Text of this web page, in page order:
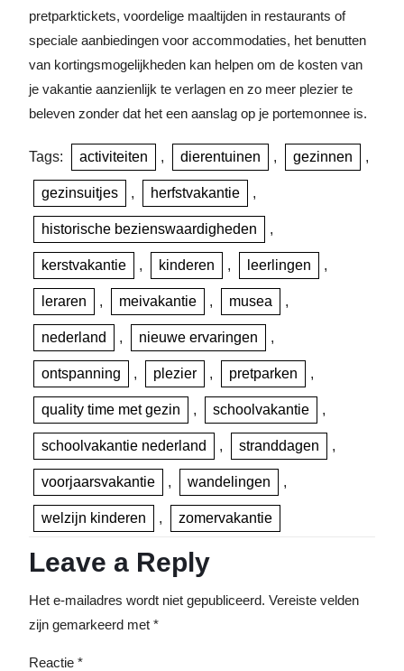
pretparktickets, voordelige maaltijden in restaurants of
speciale aanbiedingen voor accommodaties, het benutten
van kortingsmogelijkheden kan helpen om de kosten van
je vakantie aanzienlijk te verlagen en zo meer plezier te
beleven zonder dat het een aanslag op je portemonnee is.
Tags: activiteiten , dierentuinen , gezinnen ,
gezinsuitjes , herfstvakantie ,
historische bezienswaardigheden ,
kerstvakantie , kinderen , leerlingen ,
leraren , meivakantie , musea ,
nederland , nieuwe ervaringen ,
ontspanning , plezier , pretparken ,
quality time met gezin , schoolvakantie ,
schoolvakantie nederland , stranddagen ,
voorjaarsvakantie , wandelingen ,
welzijn kinderen , zomervakantie
Leave a Reply
Het e-mailadres wordt niet gepubliceerd. Vereiste velden
zijn gemarkeerd met *
Reactie *